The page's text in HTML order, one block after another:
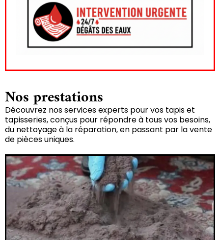
Nos prestations
Découvrez nos services experts pour vos tapis et
tapisseries, conçus pour répondre à tous vos besoins,
du nettoyage à la réparation, en passant par la vente
de pièces uniques.